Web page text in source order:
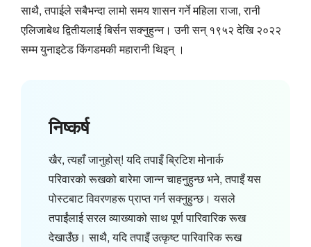
साथै, तपाईले सबैभन्दा लामो समय शासन गर्ने महिला राजा, रानी
एलिजाबेथ द्वितीयलाई बिर्सन सक्नुहुन्न। उनी सन् १९५२ देखि २०२२
सम्म युनाइटेड किंगडमकी महारानी थिइन् ।
निष्कर्ष
खैर, त्यहाँ जानुहोस्! यदि तपाइँ ब्रिटिश मोनार्क
परिवारको रूखको बारेमा जान्न चाहनुहुन्छ भने, तपाइँ यस
पोस्टबाट विवरणहरू प्राप्त गर्न सक्नुहुन्छ। यसले
तपाईंलाई सरल व्याख्याको साथ पूर्ण पारिवारिक रूख
देखाउँछ। साथै, यदि तपाइँ उत्कृष्ट पारिवारिक रूख